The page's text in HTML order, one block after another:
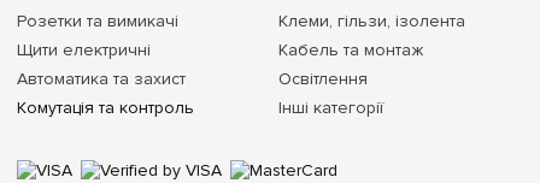
Розетки та вимикачі
Щити електричні
Автоматика та захист
Комутація та контроль
Клеми, гільзи, ізолента
Кабель та монтаж
Освітлення
Інші категорії